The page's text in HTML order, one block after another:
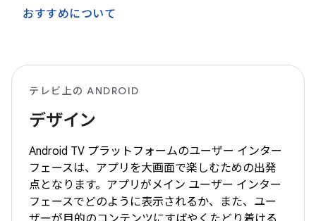
おすすめについて
テレビ上の ANDROID
デザイン
Android TV プラットフォームのユーザー インター
フェースは、アプリを大画面で楽しむための出発
点となります。アプリがメイン ユーザー インター
フェースでどのように表示されるか、また、ユー